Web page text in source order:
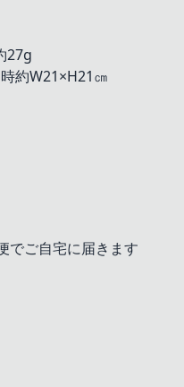
27g
約W21×H21㎝
でご自宅に届きます